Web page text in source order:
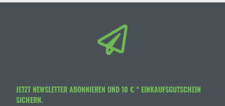
JETZT NEWSLETTER ABONNIEREN UND 10 € * EINKAUFSGUTSCHEIN
SICHERN.